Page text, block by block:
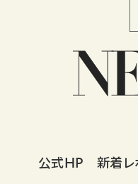
公式HP 新着レ